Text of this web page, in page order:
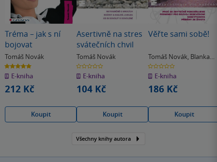
Tréma – jak s ní
bojovat
Tomáš Novák
5.0
z
5
hvězdiček
E-kniha
212 Kč
Koupit
Asertivně na stres
svátečních chvil
Tomáš Novák
0.0
z
5
hvězdiček
E-kniha
104 Kč
Koupit
Věřte sami sobě!
Tomáš Novák, Blanka
Dvořáčková
0.0
z
5
hvězdiček
E-kniha
186 Kč
Koupit
Všechny knihy autora